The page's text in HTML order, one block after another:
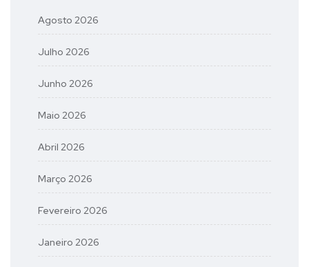
Agosto 2026
Julho 2026
Junho 2026
Maio 2026
Abril 2026
Março 2026
Fevereiro 2026
Janeiro 2026